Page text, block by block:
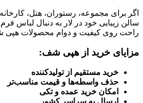
اگر برای مجموعه، رستوران، هتل،
سالن زیبایی خود در لار به دنبال لباس فرم
راحت روی کیفیت و دوام محصولات
مزایای خرید از هپی شف:
خرید مستقیم از تولیدکننده
حذف واسطه‌ها و قیمت مناسب‌تر
امکان خرید عمده و تکی